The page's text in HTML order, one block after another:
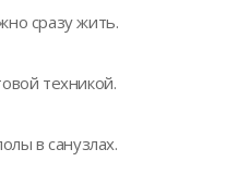
сразу жить.
техникой.
в санузлах.